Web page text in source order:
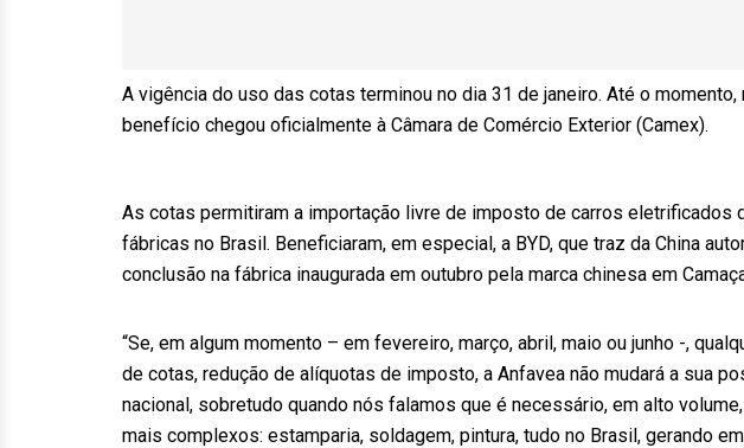
A vigência do uso das cotas terminou no dia 31 de janeiro. Até o
benefício chegou oficialmente à Câmara de Comércio Exterior (Camex).
As cotas permitiram a importação livre de imposto de carros eletrificados
fábricas no Brasil. Beneficiaram, em especial, a BYD, que traz da China
conclusão na fábrica inaugurada em outubro pela marca chinesa em
“Se, em algum momento – em fevereiro, março, abril, maio ou junho -,
de cotas, redução de alíquotas de imposto, a Anfavea não mudará a sua
nacional, sobretudo quando nós falamos que é necessário, em alto
mais complexos: estamparia, soldagem, pintura, tudo no Brasil, gerando